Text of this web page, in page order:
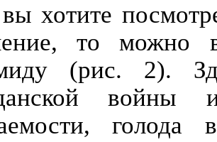
хотите
то можно
(рис. 2).
войны
голода